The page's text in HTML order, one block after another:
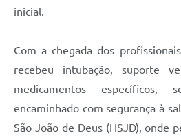
inicial.
Com a chegada dos
recebeu intubação, suporte
medicamentos específicos,
encaminhado com segurança à
São João de Deus (HSJD), onde